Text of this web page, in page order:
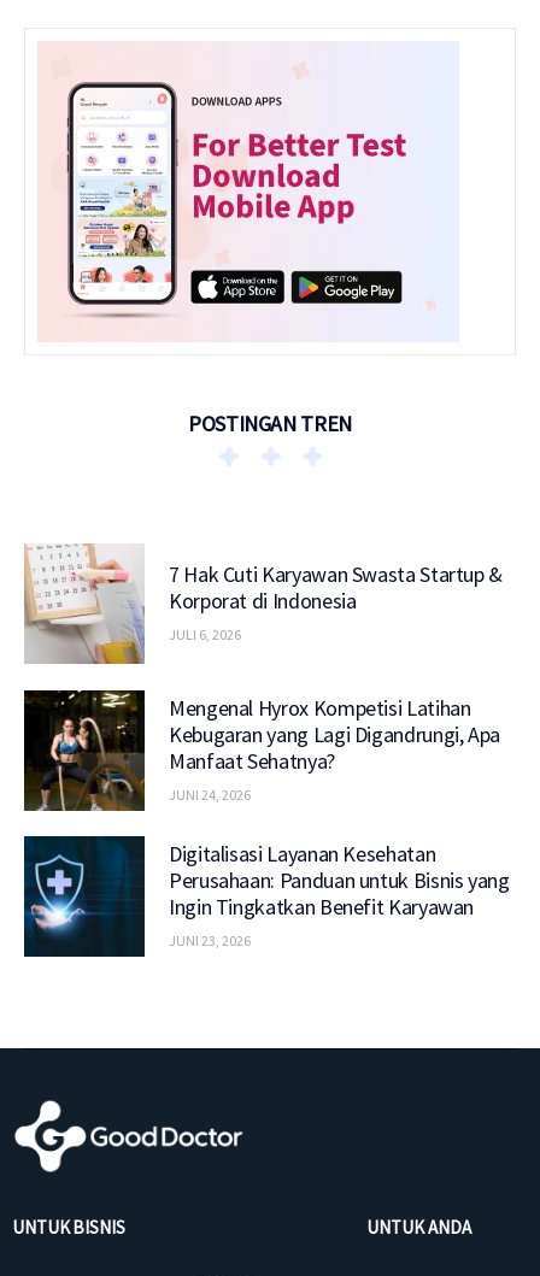
POSTINGAN TREN
7 Hak Cuti Karyawan Swasta Startup &
Korporat di Indonesia
JULI 6, 2026
Mengenal Hyrox Kompetisi Latihan
Kebugaran yang Lagi Digandrungi, Apa
Manfaat Sehatnya?
JUNI 24, 2026
Digitalisasi Layanan Kesehatan
Perusahaan: Panduan untuk Bisnis yang
Ingin Tingkatkan Benefit Karyawan
JUNI 23, 2026
UNTUK BISNIS UNTUK ANDA